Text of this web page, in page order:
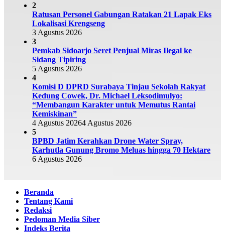
2
Ratusan Personel Gabungan Ratakan 21 Lapak Eks
Lokalisasi Krengseng
3 Agustus 2026
3
Pemkab Sidoarjo Seret Penjual Miras Ilegal ke
Sidang Tipiring
5 Agustus 2026
4
Komisi D DPRD Surabaya Tinjau Sekolah Rakyat
Kedung Cowek, Dr. Michael Leksodimulyo:
“Membangun Karakter untuk Memutus Rantai
Kemiskinan”
4 Agustus 20264 Agustus 2026
5
BPBD Jatim Kerahkan Drone Water Spray,
Karhutla Gunung Bromo Meluas hingga 70 Hektare
6 Agustus 2026
Beranda
Tentang Kami
Redaksi
Pedoman Media Siber
Indeks Berita